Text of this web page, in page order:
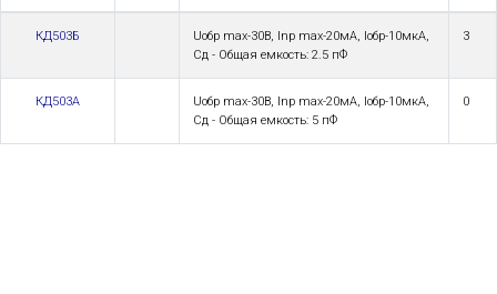
КД503Б
Uoбp max-30В, Inp max-20мА, Ioбp-10мкА,
Сд - Общая емкость: 2.5 пФ
3
КД503А
Uoбp max-30В, Inp max-20мА, Ioбp-10мкА,
Сд - Общая емкость: 5 пФ
0